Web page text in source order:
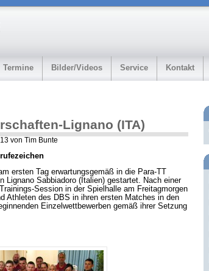
Termine Bilder/Videos Service Kontakt
Lignano (ITA)
von Tim Bunte
ersten Tag erwartungsgemäß in die Para-TT
Lignano Sabbiadoro (Italien) gestartet. Nach einer
Session in der Spielhalle am Freitagmorgen
Athleten des DBS in ihren ersten Matches in den
Einzelwettbewerben gemäß ihrer Setzung